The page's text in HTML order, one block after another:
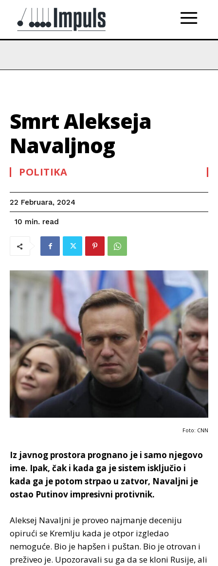
Smrt Alekseja
Navaljnog
POLITIKA
22 Februara, 2024
10 min. read
Foto: CNN
Iz javnog prostora prognano je i samo njegovo
ime. Ipak, čak i kada ga je sistem isključio i
kada ga je potom strpao u zatvor, Navaljni je
ostao Putinov impresivni protivnik.
Aleksej Navaljni je proveo najmanje deceniju
opirući se Kremlju kada je otpor izgledao
nemoguće. Bio je hapšen i puštan. Bio je otrovan i
preživeo je. Upozoravali su ga da se kloni Rusije, ali